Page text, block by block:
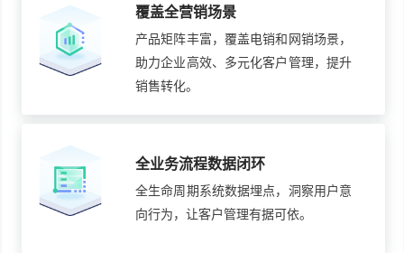
覆盖全营销场景
产品矩阵丰富，覆盖电销和网销场景，
助力企业高效、多元化客户管理，提升
销售转化。
全业务流程数据闭环
全生命周期系统数据埋点，洞察用户意
向行为，让客户管理有据可依。